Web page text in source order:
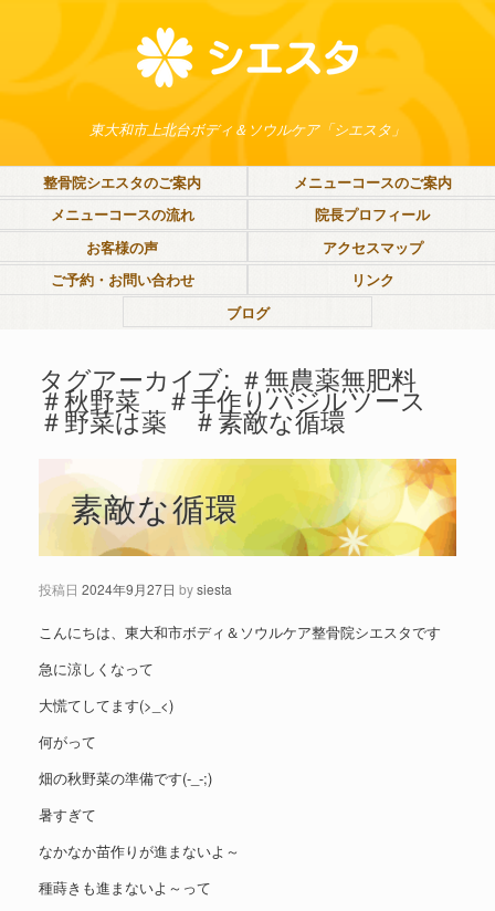
東大和市上北台ボディ＆ソウルケア「シエスタ」
整骨院シエスタのご案内
メニューコースのご案内
メニューコースの流れ
院長プロフィール
お客様の声
アクセスマップ
ご予約・お問い合わせ
リンク
ブログ
タグアーカイブ: ＃無農薬無肥料
＃秋野菜 ＃手作りバジルソース
＃野菜は薬 ＃素敵な循環
素敵な循環
投稿日 2024年9月27日 bysiesta
こんにちは、東大和市ボディ＆ソウルケア整骨院シエスタです
急に涼しくなって
大慌てしてます(>_<)
何がって
畑の秋野菜の準備です(-_-;)
暑すぎて
なかなか苗作りが進まないよ～
種蒔きも進まないよ～って